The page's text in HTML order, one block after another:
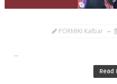
PORMIKI Kalbar
...
Read